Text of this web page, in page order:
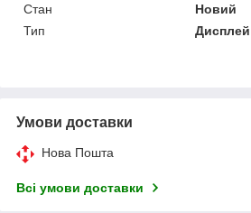
Стан
Новий
Тип
Дисплей
Умови доставки
Нова Пошта
Всі умови доставки